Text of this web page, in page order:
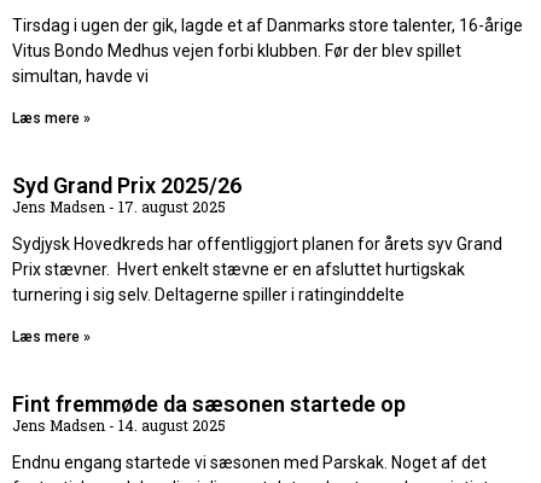
Tirsdag i ugen der gik, lagde et af Danmarks store talenter, 16-årige
Vitus Bondo Medhus vejen forbi klubben. Før der blev spillet
simultan, havde vi
Læs mere »
Syd Grand Prix 2025/26
Jens Madsen
17. august 2025
Sydjysk Hovedkreds har offentliggjort planen for årets syv Grand
Prix stævner. Hvert enkelt stævne er en afsluttet hurtigskak
turnering i sig selv. Deltagerne spiller i ratinginddelte
Læs mere »
Fint fremmøde da sæsonen startede op
Jens Madsen
14. august 2025
Endnu engang startede vi sæsonen med Parskak. Noget af det